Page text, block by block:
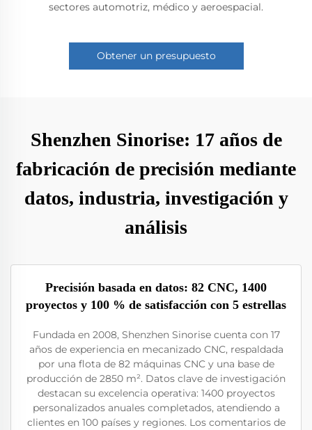
sectores automotriz, médico y aeroespacial.
Obtener un presupuesto
Shenzhen Sinorise: 17 años de
fabricación de precisión mediante
datos, industria, investigación y
análisis
Precisión basada en datos: 82 CNC, 1400
proyectos y 100 % de satisfacción con 5 estrellas
Fundada en 2008, Shenzhen Sinorise cuenta con 17
años de experiencia en mecanizado CNC, respaldada
por una flota de 82 máquinas CNC y una base de
producción de 2850 m². Datos clave de investigación
destacan su excelencia operativa: 1400 proyectos
personalizados anuales completados, atendiendo a
clientes en 100 países y regiones. Los comentarios de